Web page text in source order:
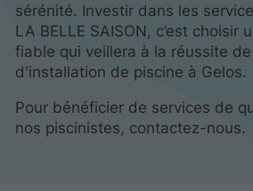
sérénité. Investir dans les
LA BELLE SAISON, c’est choisir
fiable qui veillera à la réussite
d'installation de piscine à Gelos.
Pour bénéficier de services de
nos piscinistes, contactez-nous.